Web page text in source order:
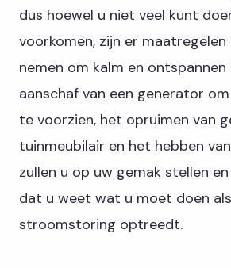
dus hoewel u niet veel kunt
voorkomen, zijn er maatregelen
nemen om kalm en ontspannen
aanschaf van een generator
te voorzien, het opruimen van
tuinmeubilair en het hebben
zullen u op uw gemak stellen
dat u weet wat u moet doen
stroomstoring optreedt.